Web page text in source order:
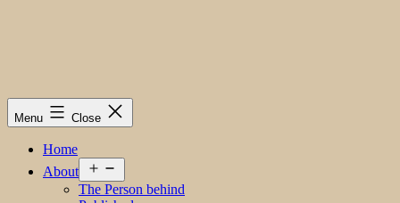
Menu Close
Home
About
menu
The Person behind